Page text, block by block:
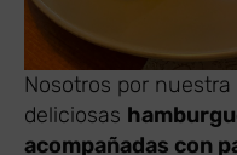
Nosotros por
deliciosas
acompañadas con